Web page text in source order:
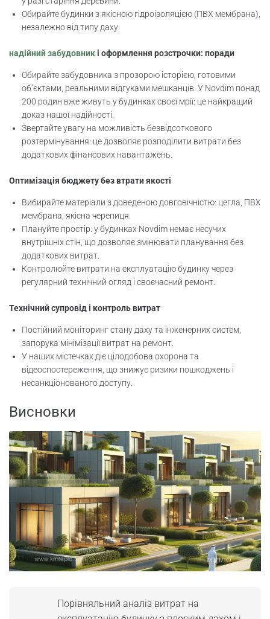
Обирайте будинки з якісною гідроізоляцією (ПВХ мембрана),
незалежно від типу даху.
надійний забудовникі оформлення розстрочки: поради
Обирайте забудовника з прозорою історією, готовими
об’єктами, реальними відгуками мешканців. У Novdim понад
200 родин вже живуть у будинках своєї мрії: це найкращий
доказ нашої надійності.
Звертайте увагу на можливість безвідсоткового
розтермінування: це дозволяє розподілити витрати без
додаткових фінансових навантажень.
Оптимізація бюджету без втрати якості
Вибирайте матеріали з доведеною довговічністю: цегла, ПВХ
мембрана, якісна черепиця.
Плануйте простір: у будинках Novdim немає несучих
внутрішніх стін, що дозволяє змінювати планування без
додаткових витрат.
Контролюйте витрати на експлуатацію будинку через
регулярний технічний огляд і своєчасний ремонт.
Технічний супровід і контроль витрат
Постійний моніторинг стану даху та інженерних систем,
запорука мінімізації витрат на ремонт.
У наших містечках діє цілодобова охорона та
відеоспостереження, що знижує ризики пошкоджень і
несанкціонованого доступу.
Висновки
Порівняльний аналіз витрат на